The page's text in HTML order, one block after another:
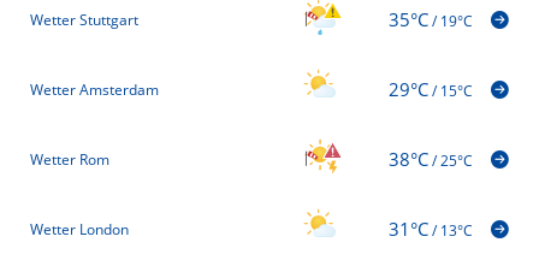
Wetter Stuttgart 35°C/19°C
Wetter Amsterdam 29°C/15°C
Wetter Rom 38°C/25°C
Wetter London 31°C/13°C